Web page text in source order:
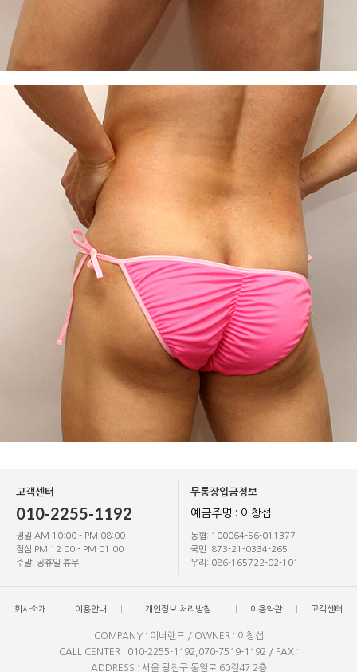
고객센터
010-2255-1192
평일 AM 10:00 - PM 08:00
점심 PM 12:00 - PM 01:00
주말, 공휴일 휴무
무통장입금정보
예금주명 : 이창섭
농협: 100064-56-011377
국민: 873-21-0334-265
우리: 086-165722-02-101
회사소개 이용안내 개인정보 처리방침 이용약관 고객센터
COMPANY : 이너랜드 / OWNER : 이창섭
CALL CENTER : 010-2255-1192,070-7519-1192 / FAX :
ADDRESS : 서울 광진구 동일로 60길47 2층